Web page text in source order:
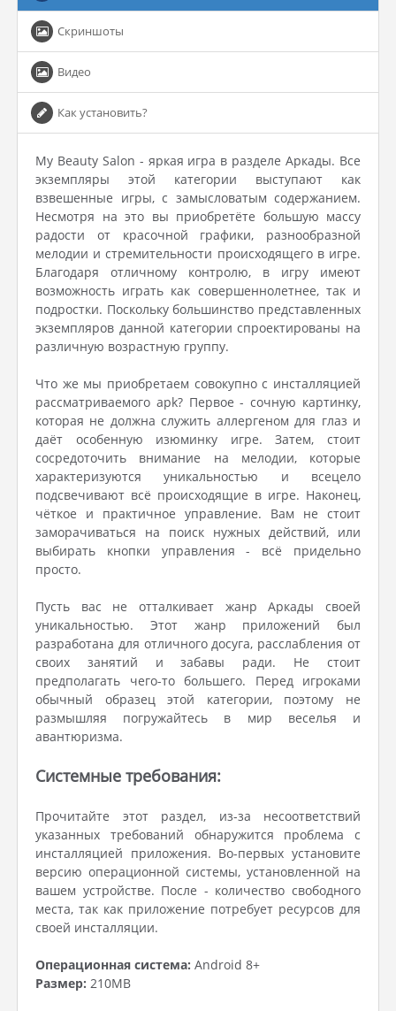
Скриншоты
Видео
Как установить?
My Beauty Salon - яркая игра в разделе Аркады. Все
экземпляры этой категории выступают как
взвешенные игры, с замысловатым содержанием.
Несмотря на это вы приобретёте большую массу
радости от красочной графики, разнообразной
мелодии и стремительности происходящего в игре.
Благодаря отличному контролю, в игру имеют
возможность играть как совершеннолетнее, так и
подростки. Поскольку большинство представленных
экземпляров данной категории спроектированы на
различную возрастную группу.
Что же мы приобретаем совокупно с инсталляцией
рассматриваемого apk? Первое - сочную картинку,
которая не должна служить аллергеном для глаз и
даёт особенную изюминку игре. Затем, стоит
сосредоточить внимание на мелодии, которые
характеризуются уникальностью и всецело
подсвечивают всё происходящие в игре. Наконец,
чёткое и практичное управление. Вам не стоит
заморачиваться на поиск нужных действий, или
выбирать кнопки управления - всё придельно
просто.
Пусть вас не отталкивает жанр Аркады своей
уникальностью. Этот жанр приложений был
разработана для отличного досуга, расслабления от
своих занятий и забавы ради. Не стоит
предполагать чего-то большего. Перед игроками
обычный образец этой категории, поэтому не
размышляя погружайтесь в мир веселья и
авантюризма.
Системные требования:
Прочитайте этот раздел, из-за несоответствий
указанных требований обнаружится проблема с
инсталляцией приложения. Во-первых установите
версию операционной системы, установленной на
вашем устройстве. После - количество свободного
места, так как приложение потребует ресурсов для
своей инсталляции.
Операционная система: Android 8+
Размер: 210MB